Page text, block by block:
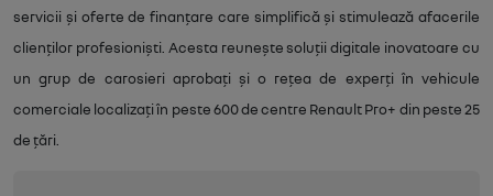
servicii și oferte de finanțare care simplifică și stimulează afacerile
clienților profesioniști. Acesta reunește soluții digitale inovatoare cu
un grup de carosieri aprobați și o rețea de experți în vehicule
comerciale localizați în peste 600 de centre Renault Pro+ din peste 25
de țări.